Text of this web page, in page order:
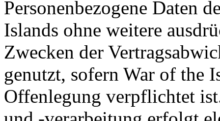
Personenbezogene Daten
Islands ohne weitere
Zwecken der
genutzt, sofern War of the
Offenlegung verpflichtet